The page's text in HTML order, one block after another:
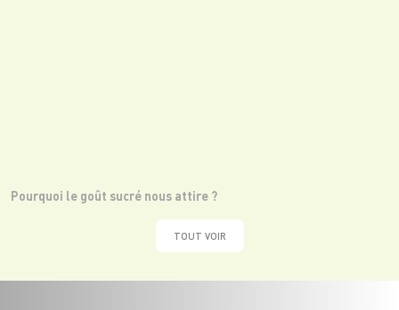
Pourquoi le goût sucré nous attire ?
TOUT VOIR